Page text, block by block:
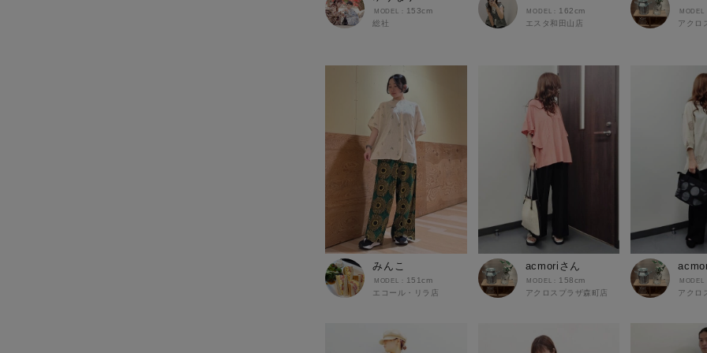
総社
153cm
エスタ和田山店
162cm
アクロ
みんこ
エコール・リラ店
151cm
acmoriさん
アクロスプラザ森町店
158cm
アクロ